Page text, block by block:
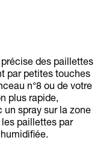
des paillettes
par petites touches
n°8 ou de votre
plus rapide,
un spray sur la zone
paillettes par